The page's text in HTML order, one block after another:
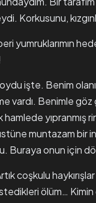
Korkusunu,
yumruklarımın
işte. Benim
vardı. Benimle
yıpranmış
üstüne muntazam
Buraya onun için
coşkulu
ölüm…